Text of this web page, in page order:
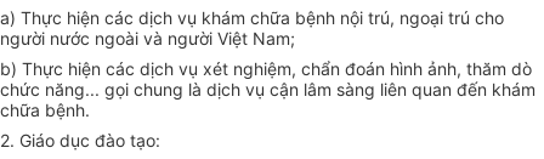
a) Thực hiện các dịch vụ khám chữa bệnh nội trú, ngoại trú cho
người nước ngoài và người Việt Nam;
b) Thực hiện các dịch vụ xét nghiệm, chẩn đoán hình ảnh, thăm dò
chức năng... gọi chung là dịch vụ cận lâm sàng liên quan đến khám
chữa bệnh.
2. Giáo dục đào tạo: